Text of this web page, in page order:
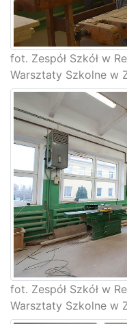
fot. Zespół Szkół w
Warsztaty Szkolne w
fot. Zespół Szkół w
Warsztaty Szkolne w